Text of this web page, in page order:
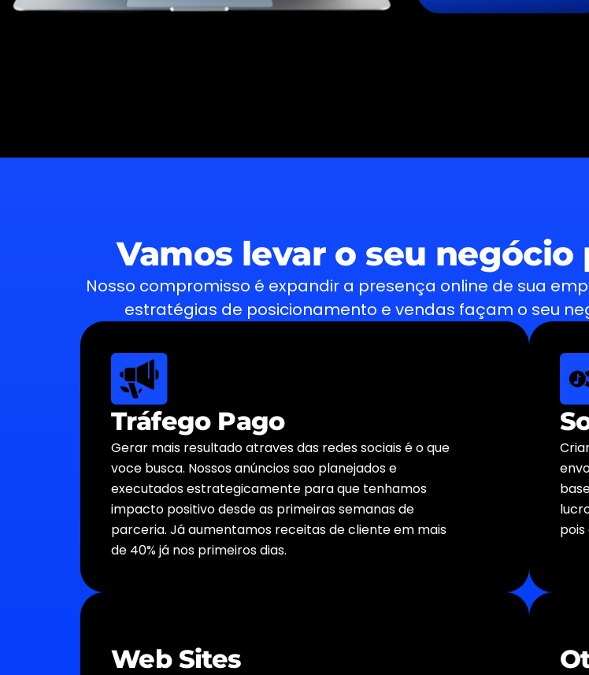
Vamos levar o seu
Nosso compromisso é expandir a presença online de sua
estratégias de posicionamento e vendas façam o seu
Tráfego Pago
Gerar mais resultado atraves das redes sociais é o que
voce busca. Nossos anúncios sao planejados e
executados estrategicamente para que tenhamos
impacto positivo desde as primeiras semanas de
parceria. Já aumentamos receitas de cliente em mais
de 40% já nos primeiros dias.
Web Sites